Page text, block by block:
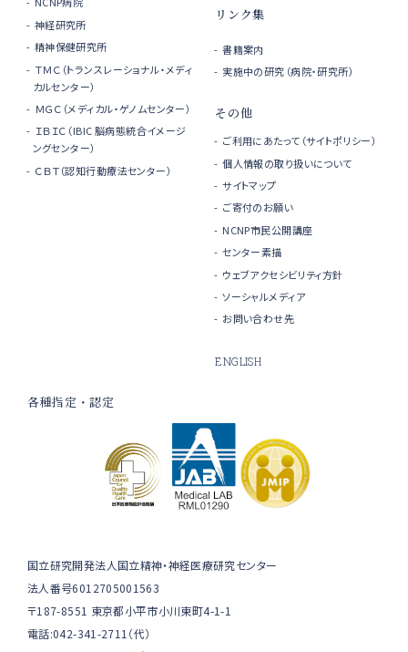
神経研究所
精神保健研究所
ＴＭＣ（トランスレーショナル・メディ
カルセンター）
ＭＧＣ（メディカル・ゲノムセンター）
ＩＢＩＣ（IBIC 脳病態統合イメージ
ングセンター）
ＣＢＴ（認知行動療法センター）
リンク集
書籍案内
実施中の研究（病院・研究所）
その他
ご利用にあたって（サイトポリシー）
個人情報の取り扱いについて
サイトマップ
ご寄付のお願い
NCNP市民公開講座
センター素描
ウェブアクセシビリティ方針
ソーシャルメディア
お問い合わせ先
ENGLISH
各種指定・認定
国立研究開発法人国立精神・神経医療研究センター
法人番号6012705001563
〒187-8551 東京都小平市小川東町4-1-1
電話:042-341-2711（代）